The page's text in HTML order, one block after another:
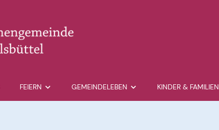
FEIERN GEMEINDELEBEN KINDER & FAMILIEN